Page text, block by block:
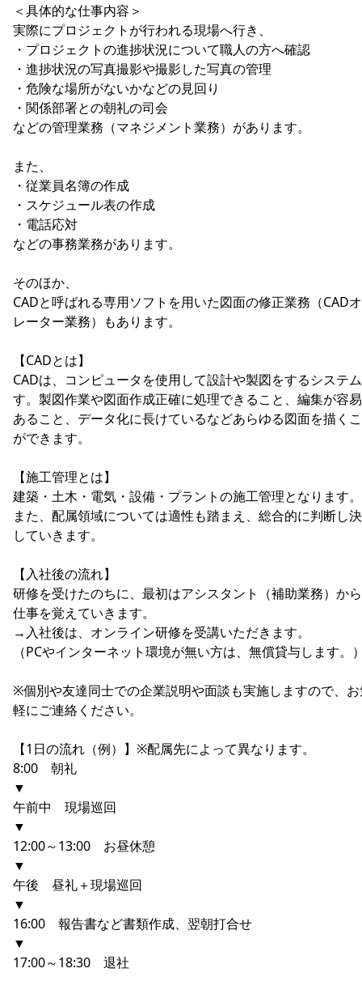
＜具体的な仕事内容＞
実際にプロジェクトが行われる現場へ行き、
・プロジェクトの進捗状況について職人の方へ確認
・進捗状況の写真撮影や撮影した写真の管理
・危険な場所がないかなどの見回り
・関係部署との朝礼の司会
などの管理業務（マネジメント業務）があります。
また、
・従業員名簿の作成
・スケジュール表の作成
・電話応対
などの事務業務があります。
そのほか、
CADと呼ばれる専用ソフトを用いた図面の修正業務（CAD
レーター業務）もあります。
【CADとは】
CADは、コンピュータを使用して設計や製図をするシステ
す。製図作業や図面作成正確に処理できること、編集が容
あること、データ化に長けているなどあらゆる図面を描く
ができます。
【施工管理とは】
建築・土木・電気・設備・プラントの施工管理となります。
また、配属領域については適性も踏まえ、総合的に判断し
していきます。
【入社後の流れ】
研修を受けたのちに、最初はアシスタント（補助業務）か
仕事を覚えていきます。
→入社後は、オンライン研修を受講いただきます。
（PCやインターネット環境が無い方は、無償貸与します。
※個別や友達同士での企業説明や面談も実施しますので、
軽にご連絡ください。
【1日の流れ（例）】※配属先によって異なります。
8:00 朝礼
▼
午前中 現場巡回
▼
12:00～13:00 お昼休憩
▼
午後 昼礼＋現場巡回
▼
16:00 報告書など書類作成、翌朝打合せ
▼
17:00～18:30 退社